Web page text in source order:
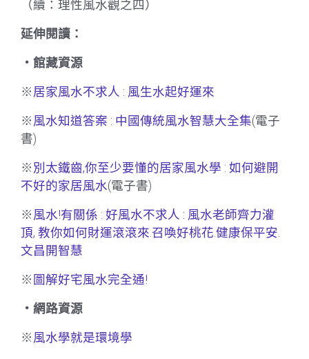
（續：理性風水觀之四）
延伸閱讀：
‧館藏資源
※ 居家風水不求人 : 風生水起好運來
※ 風水知道答案 : 中國傳統風水智慧大全集(電子
書)
※ 別太鐵齒,你至少要懂的居家風水學 : 如何避開
不好的家居風水(電子書)
※ 風水!有關係 : 好風水不求人 : 風水老師齊力灌
頂, 教你如何財運滾滾來.召喚好桃花.健康保平安.
文昌開智慧
※ 圖解好宅風水完全通!
‧網路資源
※ 風水學就是環境學